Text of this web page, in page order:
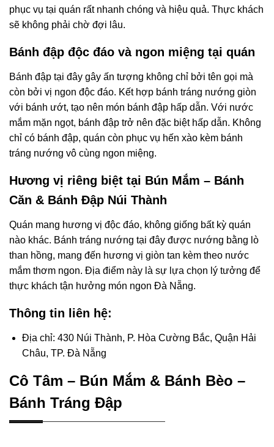
phục vụ tại quán rất nhanh chóng và hiệu quả. Thực khách
sẽ không phải chờ đợi lâu.
Bánh đập độc đáo và ngon miệng tại quán
Bánh đập tại đây gây ấn tượng không chỉ bởi tên gọi mà
còn bởi vị ngon độc đáo. Kết hợp bánh tráng nướng giòn
với bánh ướt, tạo nên món bánh đập hấp dẫn. Với nước
mắm mặn ngọt, bánh đập trở nên đặc biệt hấp dẫn. Không
chỉ có bánh đập, quán còn phục vụ hến xào kèm bánh
tráng nướng vô cùng ngon miệng.
Hương vị riêng biệt tại Bún Mắm – Bánh
Căn & Bánh Đập Núi Thành
Quán mang hương vị độc đáo, không giống bất kỳ quán
nào khác. Bánh tráng nướng tại đây được nướng bằng lò
than hồng, mang đến hương vị giòn tan kèm theo nước
mắm thơm ngon. Địa điểm này là sự lựa chọn lý tưởng để
thực khách tận hưởng món ngon Đà Nẵng.
Thông tin liên hệ:
Địa chỉ: 430 Núi Thành, P. Hòa Cường Bắc, Quận Hải
Châu, TP. Đà Nẵng
Cô Tâm – Bún Mắm & Bánh Bèo –
Bánh Tráng Đập